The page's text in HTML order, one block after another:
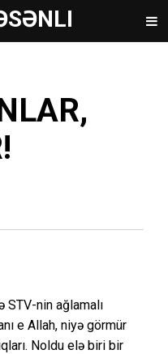
STV-nin ağlamalı
e Allah, niyə görmür
Noldu elə biri bir